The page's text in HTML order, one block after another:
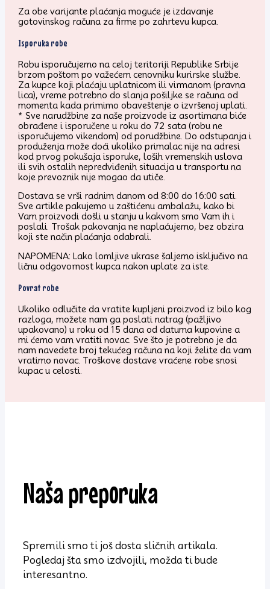
Za obe varijante plaćanja moguće je izdavanje
gotovinskog računa za firme po zahrtevu kupca.
Isporuka robe
Robu isporučujemo na celoj teritoriji Republike Srbije
brzom poštom po važećem cenovniku kurirske službe.
Za kupce koji plaćaju uplatnicom ili virmanom (pravna
lica), vreme potrebno do slanja pošiljke se računa od
momenta kada primimo obaveštenje o izvršenoj uplati.
* Sve narudžbine za naše proizvode iz asortimana biće
obrađene i isporučene u roku do 72 sata (robu ne
isporučujemo vikendom) od porudžbine. Do odstupanja i
produženja može doći ukoliko primalac nije na adresi
kod prvog pokušaja isporuke, loših vremenskih uslova
ili svih ostalih nepredviđenih situacija u transportu na
koje prevoznik nije mogao da utiče.
Dostava se vrši radnim danom od 8:00 do 16:00 sati.
Sve artikle pakujemo u zaštićenu ambalažu, kako bi
Vam proizvodi došli u stanju u kakvom smo Vam ih i
poslali. Trošak pakovanja ne naplaćujemo, bez obzira
koji ste način plaćanja odabrali.
NAPOMENA: Lako lomljive ukrase šaljemo isključivo na
ličnu odgovornost kupca nakon uplate za iste.
Povrat robe
Ukoliko odlučite da vratite kupljeni proizvod iz bilo kog
razloga, možete nam ga poslati natrag (pažljivo
upakovano) u roku od 15 dana od datuma kupovine a
mi ćemo vam vratiti novac. Sve što je potrebno je da
nam navedete broj tekućeg računa na koji želite da vam
vratimo novac. Troškove dostave vraćene robe snosi
kupac u celosti.
Naša preporuka
Spremili smo ti još dosta sličnih artikala.
Pogledaj šta smo izdvojili, možda ti bude
interesantno.